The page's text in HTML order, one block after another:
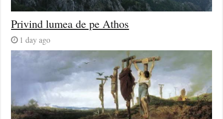
Privind lumea de pe Athos
1 day ago